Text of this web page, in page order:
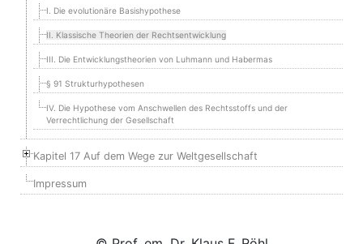
I. Die evolutionäre Basishypothese
II. Klassische Theorien der Rechtsentwicklung
III. Die Entwicklungstheorien von Luhmann und Habermas
§ 91 Strukturhypothesen
IV. Die Hypothese vom Anschwellen des Rechtsstoffs und der
Verrechtlichung der Gesellschaft
Kapitel 17 Auf dem Wege zur Weltgesellschaft
Impressum